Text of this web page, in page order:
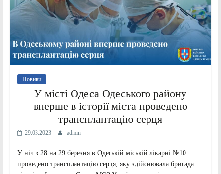
Новини
У місті Одеса Одеського району
вперше в історії міста проведено
трансплантацію серця
29.03.2023 admin
У ніч з 28 на 29 березня в Одеській міській лікарні №10
проведено трансплантацію серця, яку здійснювала бригада